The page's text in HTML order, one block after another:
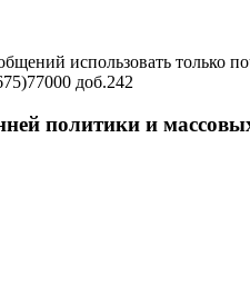
использовать только
доб.242
политики и